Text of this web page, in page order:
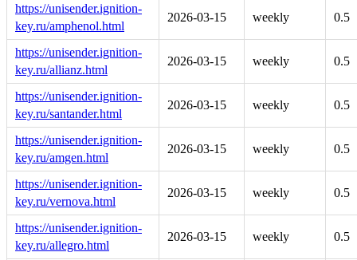
https://unisender.ignition-
key.ru/amphenol.html
2026-03-15 weekly 0.5
https://unisender.ignition-
key.ru/allianz.html
2026-03-15 weekly 0.5
https://unisender.ignition-
key.ru/santander.html
2026-03-15 weekly 0.5
https://unisender.ignition-
key.ru/amgen.html
2026-03-15 weekly 0.5
https://unisender.ignition-
key.ru/vernova.html
2026-03-15 weekly 0.5
https://unisender.ignition-
key.ru/allegro.html
2026-03-15 weekly 0.5